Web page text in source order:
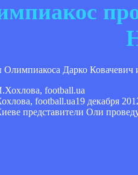
Дарко
football.ua19 декабря
представители Оли